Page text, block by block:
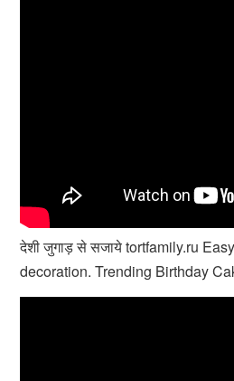
देशी जुगाड़ से सजाये tortfamily.ru
decoration. Trending Birthday